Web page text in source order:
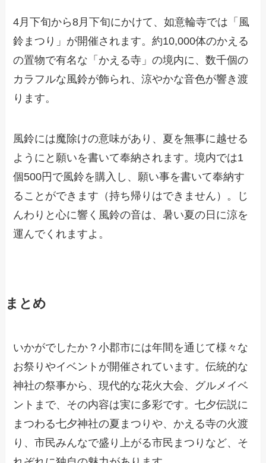
4月下旬から8月下旬にかけて、如意輪寺では「風
鈴まつり」が開催されます。約10,000体のかえる
の置物で有名な「かえる寺」の境内に、数千個の
カラフルな風鈴が飾られ、涼やかな音色が響き渡
ります。
風鈴には魔除けの意味があり、夏を無事に越せる
ようにと願いを書いて奉納されます。境内では1
個500円で風鈴を購入し、願い事を書いて奉納す
ることができます（持ち帰りはできません）。じ
んわりと心に響く風鈴の音は、暑い夏の日に涼を
運んでくれますよ。
まとめ
いかがでしたか？小郡市には年間を通じて様々な
お祭りやイベントが開催されています。伝統的な
神社の祭事から、現代的な花火大会、グルメイベ
ントまで、その内容は実に多彩です。七夕伝説に
まつわる七夕神社の夏まつりや、かえる寺の火渡
り、市民みんなで盛り上がる市民まつりなど、そ